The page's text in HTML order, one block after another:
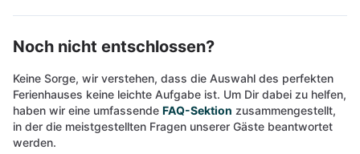
Noch nicht entschlossen?
Keine Sorge, wir verstehen, dass die Auswahl des perfekten
Ferienhauses keine leichte Aufgabe ist. Um Dir dabei zu helfen,
haben wir eine umfassende FAQ-Sektion zusammengestellt,
in der die meistgestellten Fragen unserer Gäste beantwortet
werden.